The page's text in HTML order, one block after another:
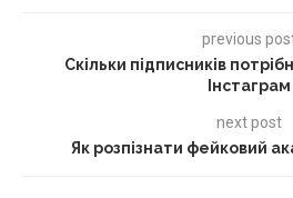
previous
Скільки підписників
Інстаграм
next post
Як розпізнати фейковий